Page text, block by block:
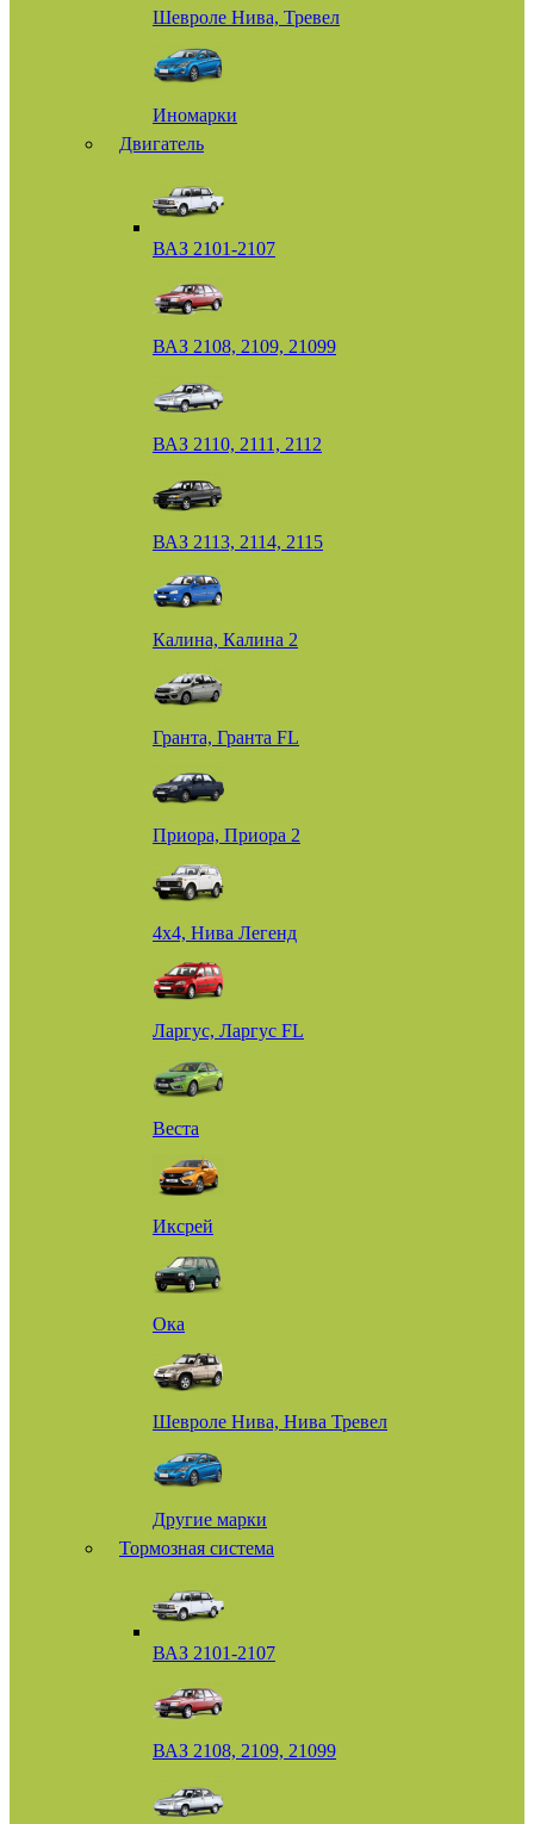
Шевроле Нива, Тревел
Иномарки
Двигатель
ВАЗ 2101-2107
ВАЗ 2108, 2109, 21099
ВАЗ 2110, 2111, 2112
ВАЗ 2113, 2114, 2115
Калина, Калина 2
Гранта, Гранта FL
Приора, Приора 2
4х4, Нива Легенд
Ларгус, Ларгус FL
Веста
Иксрей
Ока
Шевроле Нива, Нива Тревел
Другие марки
Тормозная система
ВАЗ 2101-2107
ВАЗ 2108, 2109, 21099